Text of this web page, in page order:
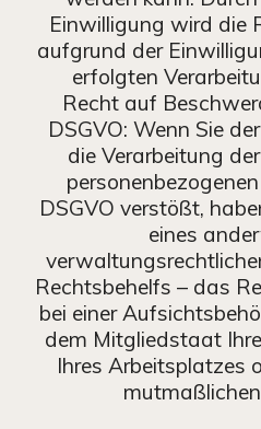
Einwilligung wird die
aufgrund der
erfolgten
Recht auf
DSGVO: Wenn Sie
die Verarbeitung
DSGVO verstößt,
eines
Rechtsbehelfs – das
bei einer
dem Mitgliedstaat
Ihres Arbeitsplatzes